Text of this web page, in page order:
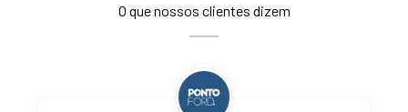
O que nossos clientes dizem